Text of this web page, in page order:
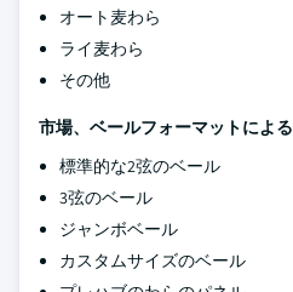
オート麦わら
ライ麦わら
その他
市場、ベールフォーマットによる
標準的な2弦のベール
3弦のベール
ジャンボベール
カスタムサイズのベール